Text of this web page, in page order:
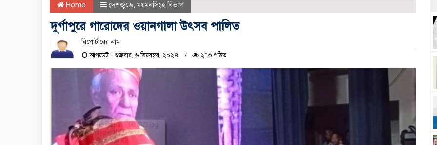
Home দেশজুড়ে,ময়মনসিংহ বিভাগ
দুর্গাপুরে গারোদের ওয়ানগালা উৎসব পালিত
রিপোর্টারের নাম
আপডেট : শুক্রবার, ৬ ডিসেম্বর, ২০২৪ ২৭৩ পঠিত